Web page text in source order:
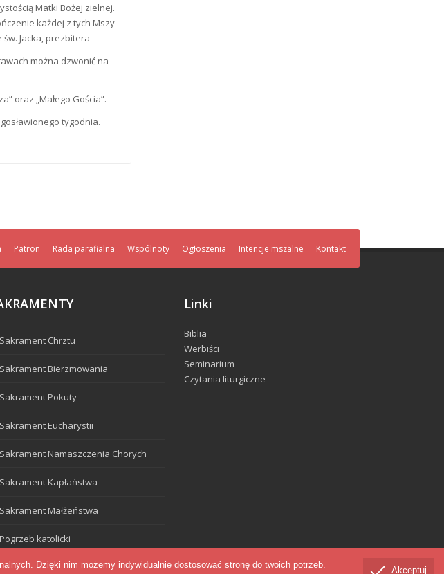
Matki Bożej zielnej.
każdej z tych Mszy
Jacka, prezbitera
można dzwonić na
oraz „Małego Gościa”.
tygodnia.
Patron Rada parafialna Wspólnoty Ogłoszenia Intencje mszalne Kontakt
Sakrament Chrztu
Sakrament Bierzmowania
Sakrament Pokuty
Sakrament Eucharystii
Sakrament Namaszczenia Chorych
Sakrament Kapłaństwa
Sakrament Małżeństwa
Pogrzeb katolicki
Linki
Biblia
Werbiści
Seminarium
Czytania liturgiczne
Akceptuj
Dzięki nim możemy indywidualnie dostosować stronę do twoich potrzeb.